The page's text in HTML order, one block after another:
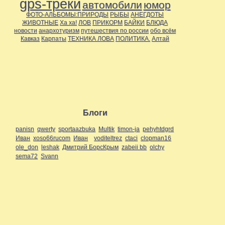
gps-треки автомобили юмор
ФОТО-АЛЬБОМЫ:ПРИРОДЫ РЫБЫ АНЕГДОТЫ
ЖИВОТНЫЕ Ха ха! ЛОВ ПРИКОРМ БАЙКИ БЛЮДА
новости анархотуризм путешествия по россии обо всём
Кавказ Карпаты ТЕХНИКА ЛОВА ПОЛИТИКА. Алтай
Блоги
panisn qwerty sportaazbuka Multik timon-ja pehyhtdgrd
Иван xoso66rucom Иван voditeltrez ctaci clopman16
ole_don leshak Дмитрий БорсКрым zabeii bb olchy
sema72 Svann